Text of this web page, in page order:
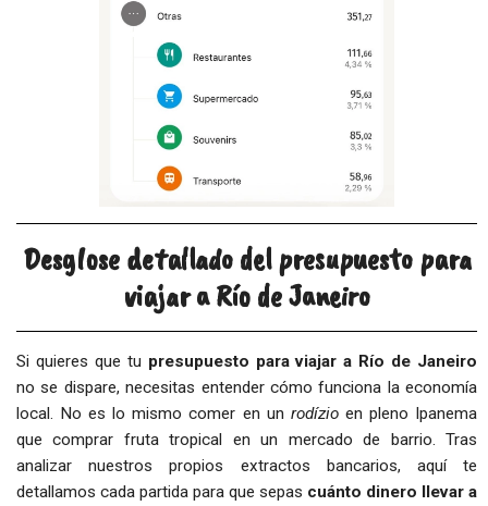
Desglose detallado del presupuesto para
viajar a Río de Janeiro
Si quieres que tu presupuesto para viajar a Río de Janeiro
no se dispare, necesitas entender cómo funciona la economía
local. No es lo mismo comer en un rodízioen pleno Ipanema
que comprar fruta tropical en un mercado de barrio. Tras
analizar nuestros propios extractos bancarios, aquí te
detallamos cada partida para que sepas cuánto dinero llevar a